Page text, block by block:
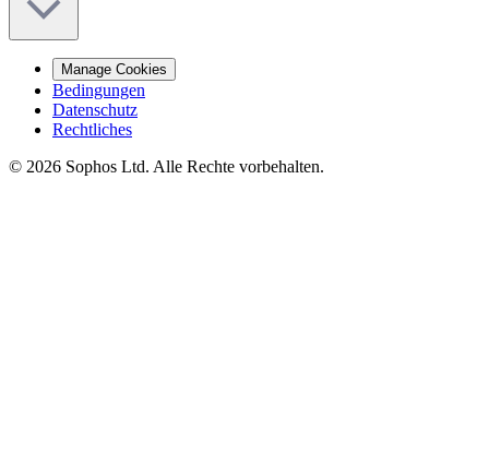
Manage Cookies
Bedingungen
Datenschutz
Rechtliches
© 2026 Sophos Ltd. Alle Rechte vorbehalten.